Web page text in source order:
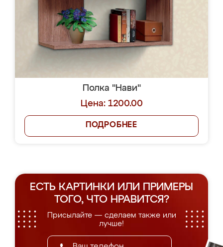
Полка "Нави"
Цена: 1200.00
ПОДРОБНЕЕ
ЕСТЬ КАРТИНКИ ИЛИ ПРИМЕРЫ
ТОГО, ЧТО НРАВИТСЯ?
Присылайте — сделаем также или
лучше!